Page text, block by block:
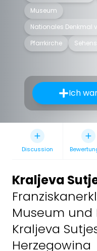
Museum
Nationales Denkmal
Pfarrkirche
Ich
Discussion
Kraljeva
Museum und
Kraljeva
Herzegowina